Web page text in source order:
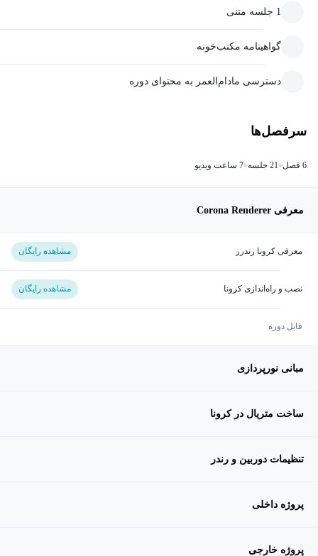
1 جلسه متنی
گواهینامه مکتب‌خونه
دسترسی مادام‌العمر به محتوای دوره
سرفصل‌ها
6 فصل 21 جلسه 7 ساعت ویدیو
معرفی Corona Renderer
معرفی کرونا رندرر مشاهده رایگان
نصب و راه‌اندازی کرونا مشاهده رایگان
فایل دوره
مبانی نورپردازی
ساخت متریال در کرونا
تنظیمات دوربین و رندر
پروژه داخلی
پروژه خارجی